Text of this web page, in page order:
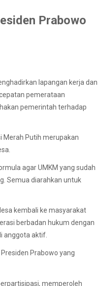
Prabowo
lapangan kerja dan
pemerataan
pemerintah terhadap
Merah Putih merupakan
agar UMKM yang sudah
Semua diarahkan untuk
kembali ke masyarakat
berbadan hukum dengan
anggota aktif.
Prabowo yang
memperoleh